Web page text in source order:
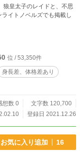
位 / 53,350件
身長差、体格差あり
想数 0
文字数 120,700
登録日 2021.12.26
お気に入り追加 16